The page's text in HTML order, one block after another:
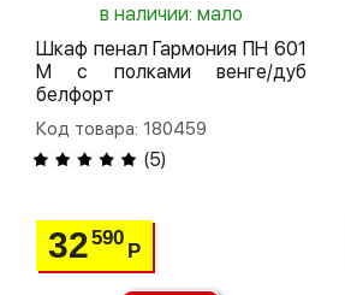
в наличии: мало
Шкаф пенал Гармония ПН 601
М с полками венге/дуб
белфорт
Код товара: 180459
(5)
32590
Р